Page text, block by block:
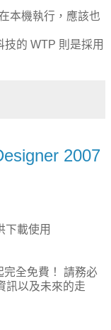
本機執行，應該也
的 WTP 則是採用
2007
下載使用
全免費！ 請務必
訊以及未來的走